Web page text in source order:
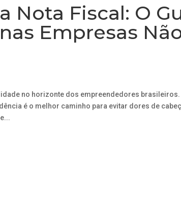
Nota Fiscal: O
Empresas
no horizonte dos empreendedores brasileiros.
é o melhor caminho para evitar dores de